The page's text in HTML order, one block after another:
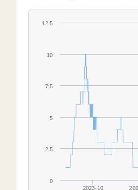
2023-10
0
10
2.5
5
7.5
12.5